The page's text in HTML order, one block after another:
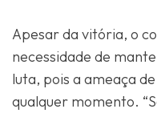
Apesar da vitória, o
necessidade de
luta, pois a ameaça
qualquer momento.